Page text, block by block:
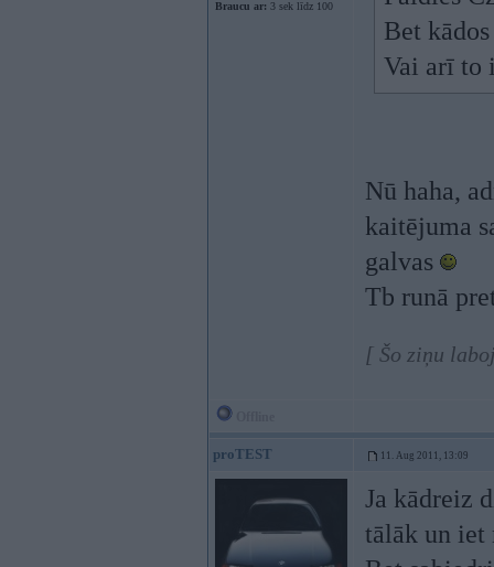
Braucu ar: 3 sek līdz 100
Bet
Vai arī to
Nū haha,
kaitējuma
galvas
Tb runā
[ Šo ziņu
proTEST 11. Aug 2011, 13:09
Ja kādreiz
tālāk un iet